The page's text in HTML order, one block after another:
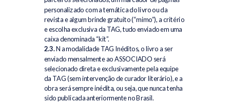
personalizado com a temática do livro ou da
revista e algum brinde gratuito (“mimo”), a critério
e escolha exclusiva da TAG, tudo enviado em uma
caixa denominada “kit”.
2.3.Na modalidade TAG Inéditos, o livro a ser
enviado mensalmente ao ASSOCIADO será
selecionado direta e exclusivamente pela equipe
da TAG (sem intervenção de curador literário), e a
obra será sempre inédita, ou seja, que nunca tenha
sido publicada anteriormente no Brasil.